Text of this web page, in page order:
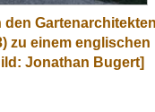
den
zu einem englischen
Jonathan Bugert]